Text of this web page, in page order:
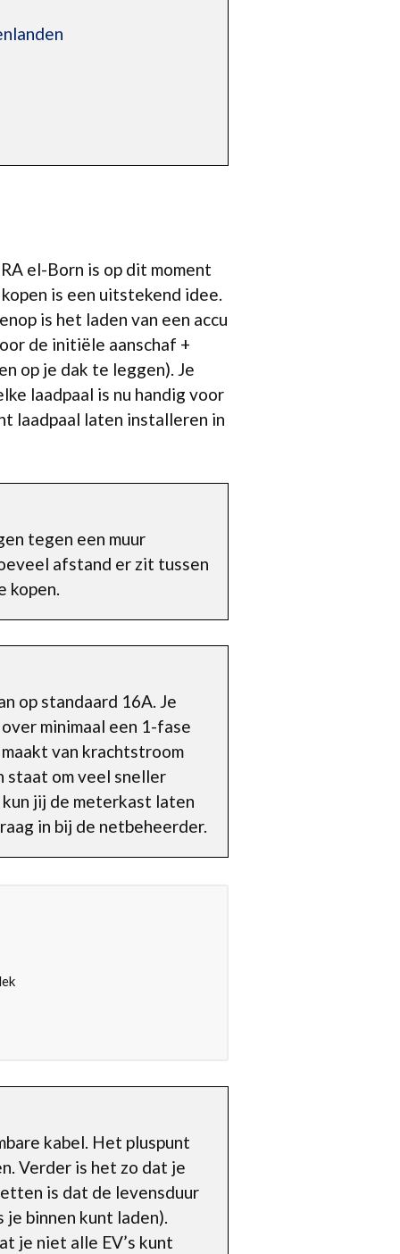
el-Born is op dit moment
is een uitstekend idee.
is het laden van een accu
de initiële aanschaf +
op je dak te leggen). Je
laadpaal is nu handig voor
laadpaal laten installeren in
tegen een muur
afstand er zit tussen
kopen.
op standaard 16A. Je
minimaal een 1-fase
van krachtstroom
staat om veel sneller
jij de meterkast laten
in bij de netbeheerder.
kabel. Het pluspunt
Verder is het zo dat je
is dat de levensduur
binnen kunt laden).
je niet alle EV’s kunt